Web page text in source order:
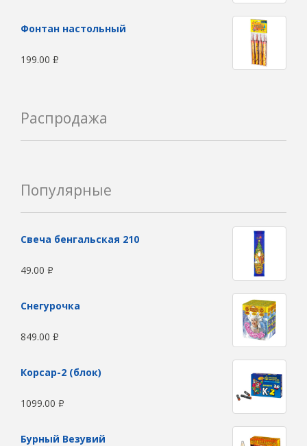
Фонтан настольный
199.00 Р
Распродажа
Популярные
Свеча бенгальская 210
49.00 Р
Снегурочка
849.00 Р
Корсар-2 (блок)
1099.00 Р
Бурный Везувий